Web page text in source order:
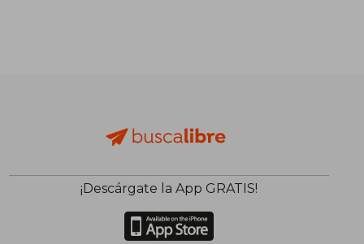
$ 40.71
$ 24.43
45%
¡Descárgate la App GRATIS!